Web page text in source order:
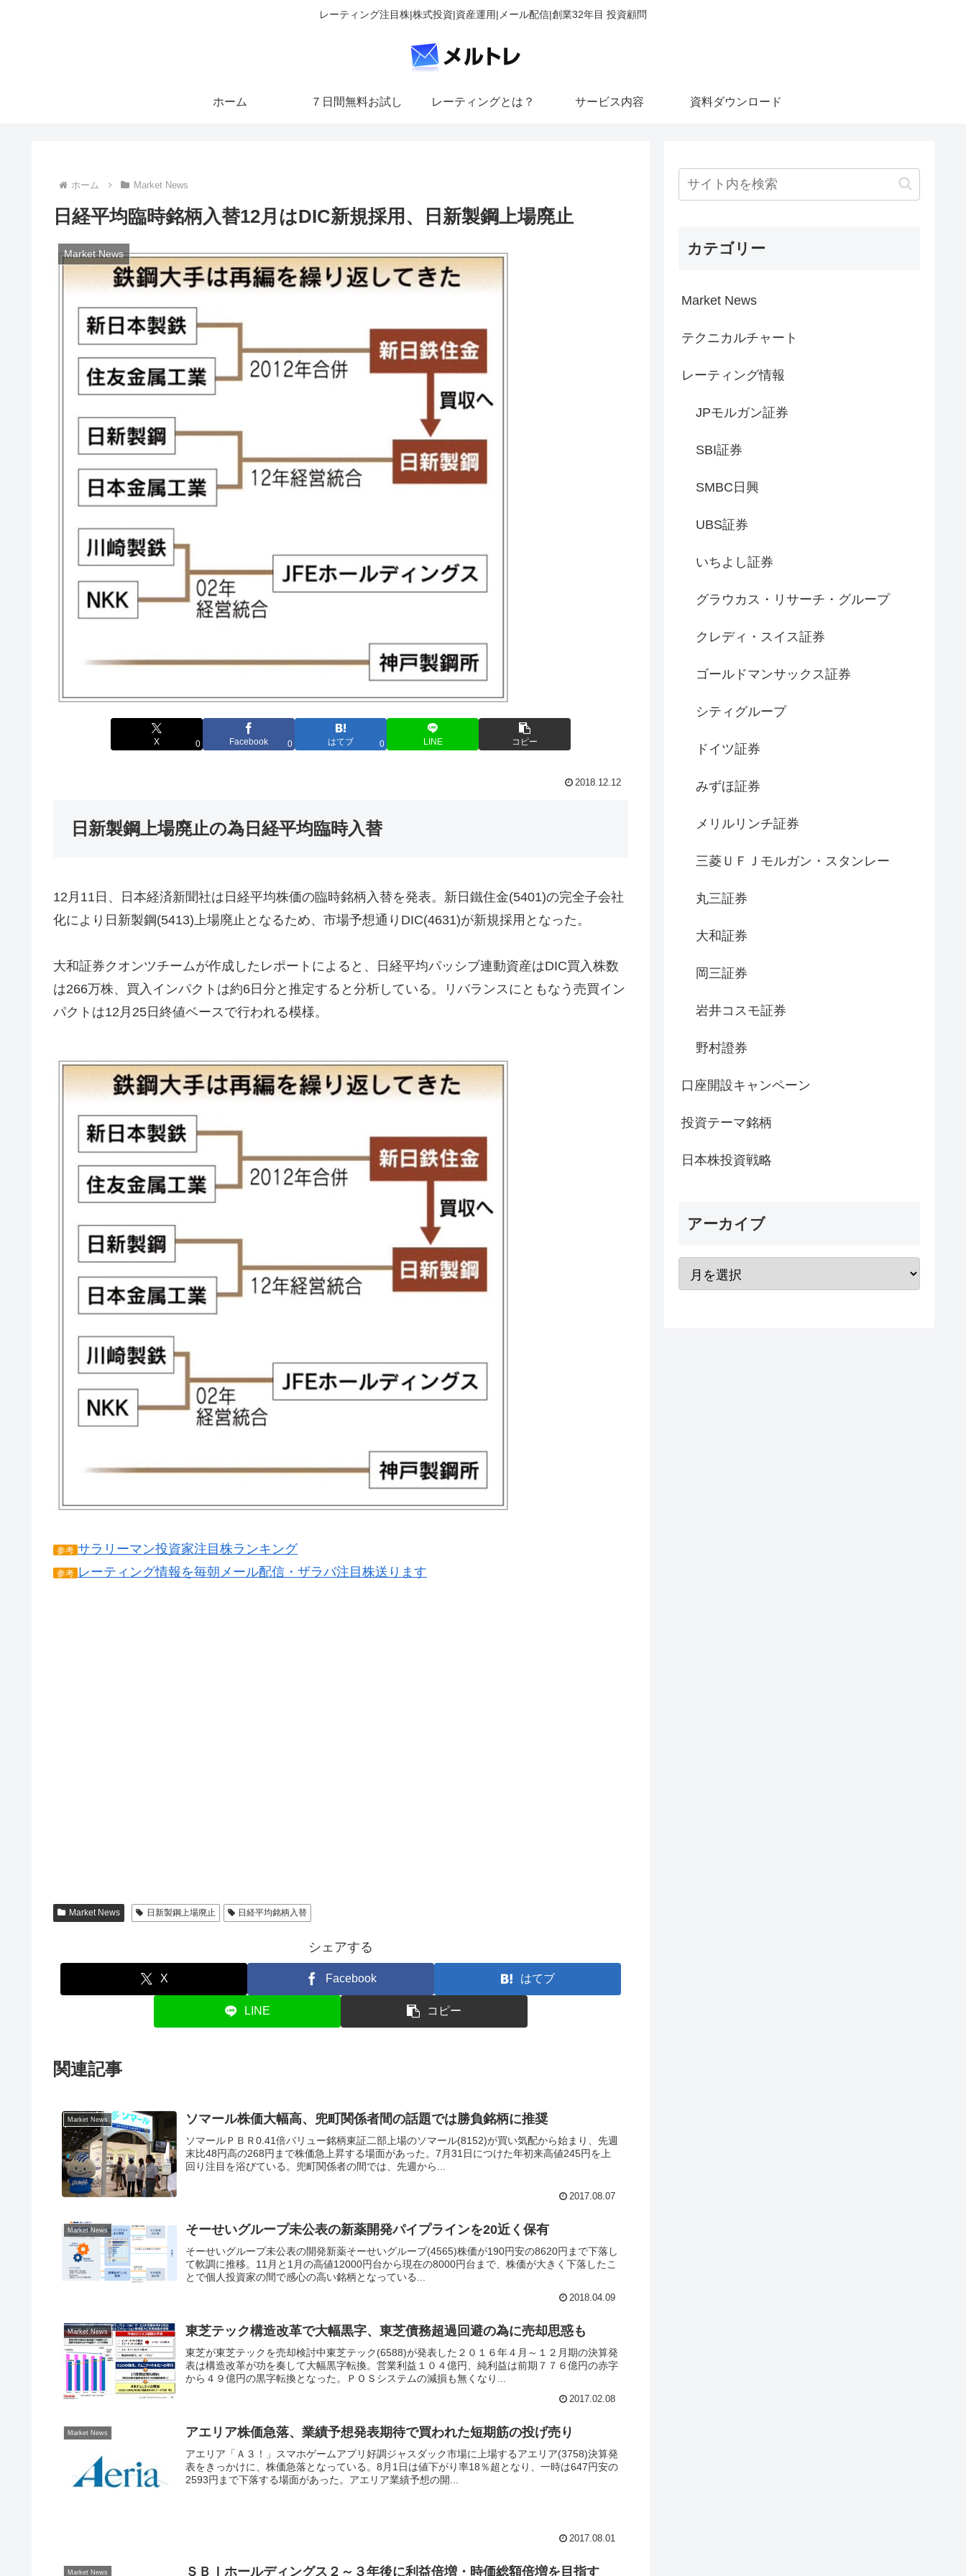
レーティング注目株|株式投資|資産運用|メール配信|創業32年目 投資顧問
ホーム ７日間無料お試し レーティングとは？ サービス内容 資料ダウンロード
ホーム Market News
日経平均臨時銘柄入替12月はDIC新規採用、日新製鋼上場廃止
Market News
X 0 Facebook 0 はてブ 0 LINE コピー
2018.12.12
日新製鋼上場廃止の為日経平均臨時入替
12月11日、日本経済新聞社は日経平均株価の臨時銘柄入替を発表。新日鐵住金(5401)の完全子会社
化により日新製鋼(5413)上場廃止となるため、市場予想通りDIC(4631)が新規採用となった。
大和証券クオンツチームが作成したレポートによると、日経平均パッシブ連動資産はDIC買入株数
は266万株、買入インパクトは約6日分と推定すると分析している。リバランスにともなう売買イン
パクトは12月25日終値ベースで行われる模様。
参考 サラリーマン投資家注目株ランキング
参考 レーティング情報を毎朝メール配信・ザラバ注目株送ります
Market News 日新製鋼上場廃止 日経平均銘柄入替
シェアする
X Facebook はてブ
LINE コピー
関連記事
Market News ソマール株価大幅高、兜町関係者間の話題では勝負銘柄に推奨
ソマールＰＢＲ0.41倍バリュー銘柄東証二部上場のソマール(8152)が買い気配から始まり、先週
末比48円高の268円まで株価急上昇する場面があった。7月31日につけた年初来高値245円を上
回り注目を浴びている。兜町関係者の間では、先週から...
2017.08.07
Market News そーせいグループ未公表の新薬開発パイプラインを20近く保有
そーせいグループ未公表の開発新薬そーせいグループ(4565)株価が190円安の8620円まで下落し
て軟調に推移。11月と1月の高値12000円台から現在の8000円台まで、株価が大きく下落したこ
とで個人投資家の間で感心の高い銘柄となっている...
2018.04.09
Market News 東芝テック構造改革で大幅黒字、東芝債務超過回避の為に売却思惑も
東芝が東芝テックを売却検討中東芝テック(6588)が発表した２０１６年４月～１２月期の決算発
表は構造改革が功を奏して大幅黒字転換。営業利益１０４億円、純利益は前期７７６億円の赤字
から４９億円の黒字転換となった。ＰＯＳシステムの減損も無くなり...
2017.02.08
Market News アエリア株価急落、業績予想発表期待で買われた短期筋の投げ売り
アエリア「Ａ３！」スマホゲームアプリ好調ジャスダック市場に上場するアエリア(3758)決算発
表をきっかけに、株価急落となっている。8月1日は値下がり率18％超となり、一時は647円安の
2593円まで下落する場面があった。アエリア業績予想の開...
2017.08.01
Market News ＳＢＩホールディングス２～３年後に利益倍増・時価総額倍増を目指す
カテゴリー
Market News
テクニカルチャート
レーティング情報
JPモルガン証券
SBI証券
SMBC日興
UBS証券
いちよし証券
グラウカス・リサーチ・グループ
クレディ・スイス証券
ゴールドマンサックス証券
シティグループ
ドイツ証券
みずほ証券
メリルリンチ証券
三菱ＵＦＪモルガン・スタンレー
丸三証券
大和証券
岡三証券
岩井コスモ証券
野村證券
口座開設キャンペーン
投資テーマ銘柄
日本株投資戦略
アーカイブ